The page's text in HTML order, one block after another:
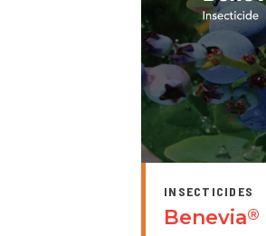
INSECTICIDES
Benevia®